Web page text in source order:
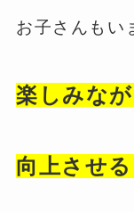
お子さんもい
楽しみな
向上させ